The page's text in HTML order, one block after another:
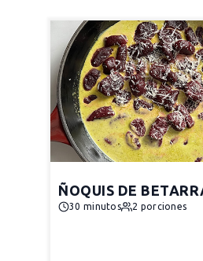
ÑOQUIS DE
30 minutos 2 porciones